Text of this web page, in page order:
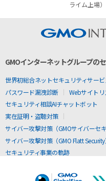
ライム上場
GMOインターネットグループの
世界初総合ネットセキュリティサービ
パスワード漏洩診断
Webサイト
セキュリティ相談AIチャットボット
実在証明・盗聴対策
サイバー攻撃対策（GMOサイバーセ
サイバー攻撃対策（GMO Flatt Security
セキュリティ事業の軌跡